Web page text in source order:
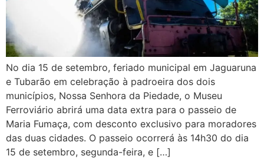
No dia 15 de setembro, feriado municipal em Jaguaruna
e Tubarão em celebração à padroeira dos dois
municípios, Nossa Senhora da Piedade, o Museu
Ferroviário abrirá uma data extra para o passeio de
Maria Fumaça, com desconto exclusivo para moradores
das duas cidades. O passeio ocorrerá às 14h30 do dia
15 de setembro, segunda-feira, e […]